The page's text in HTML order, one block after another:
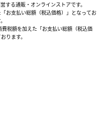
する通販・オンラインストアです。
お支払い総額（税込価格）」となってお
税額を加えた「お支払い総額（税込価
ります。